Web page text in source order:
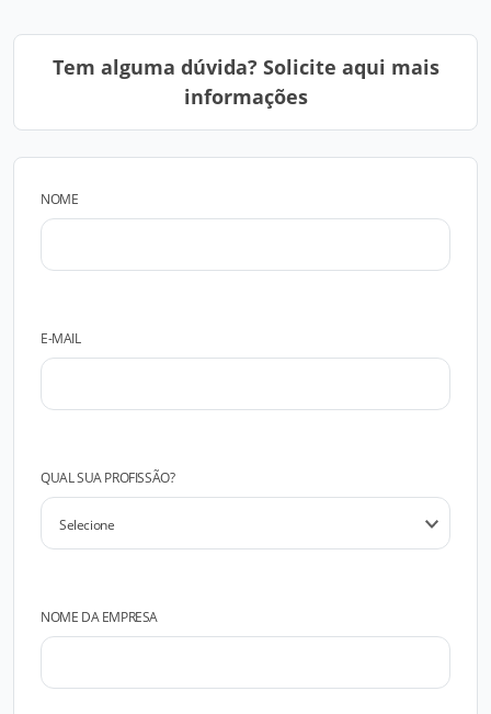
Tem alguma dúvida? Solicite aqui mais
informações
NOME
E-MAIL
QUAL SUA PROFISSÃO?
NOME DA EMPRESA